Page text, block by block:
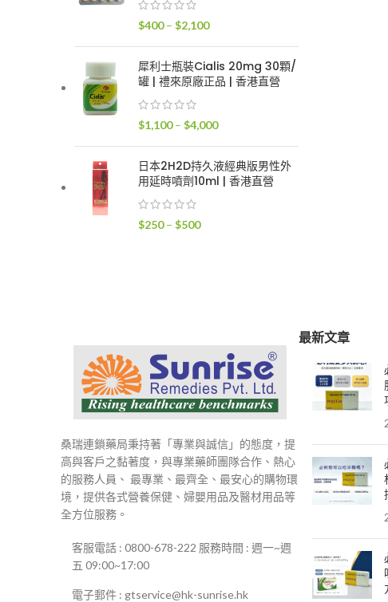
$2,000
$400 – $2,100價
範
圍：
$2,100
犀利士瓶裝Cialis 20mg 30顆/
罐 | 禮來原廠正品 | 香港直營
$1,100 – $4,000價
範
圍：
日本2H2D持久液經典版男性外
用延時噴劑10ml | 香港直營
$250 – $500價
桑瑞連鎖藥局秉持著「專業與誠信」的態度，提
高與客戶之黏著度，與專業藥師團隊合作、熱心
的服務人員、 最專業、最齊全、最安心的購物環
境，提供各式營養保健、婦嬰用品及醫材用品等
全方位服務。
客服電話 : 0800-678-222 服務時間 : 週一~週
五 09:00~17:00
電子郵件 : gtservice@hk-sunrise.hk
最新文章